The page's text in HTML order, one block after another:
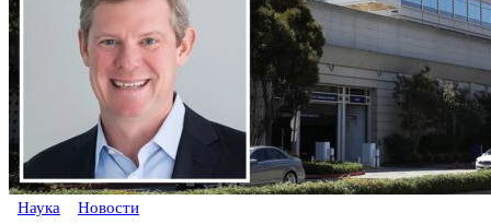
Наука Новости